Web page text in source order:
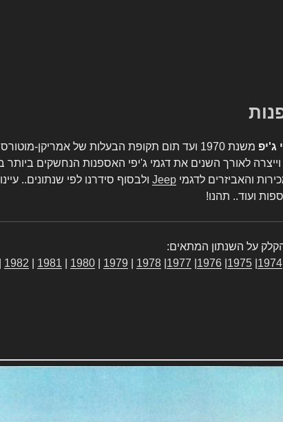
ג'יפ
משנת 1970 ועד תום תקופת הבעלות של אמריקן-
וייצרה לאורך השנים את דגמי ג'יפי האספנות הנחשקים
והאביזרים לדגמי Jeep ולבסוף סידרנו לפי שנתונים..
ועוד.. תהנו!
על השנתון המתאים:
1974
1975
1976
1977
1978
1979
1980
1981
1982